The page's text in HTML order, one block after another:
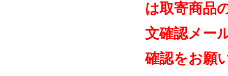
は取寄商品
文確認メー
確認をお願